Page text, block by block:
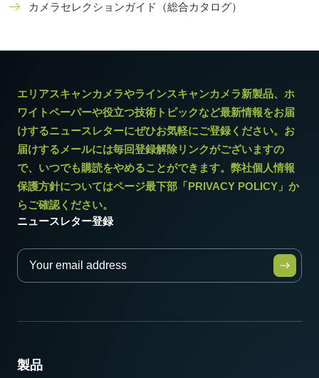
カメラセレクションガイド（総合カタログ）
エリアスキャンカメラやラインスキャンカメラ新製品、ホ
ワイトペーパーや役立つ技術トピックなど最新情報をお届
けするニュースレターにぜひお気軽にご登録ください。お
届けするメールには毎回登録解除リンクがございますの
で、いつでも購読をやめることができます。弊社個人情報
保護方針についてはページ最下部「PRIVACY POLICY」か
らご確認ください。
ニュースレター登録
製品